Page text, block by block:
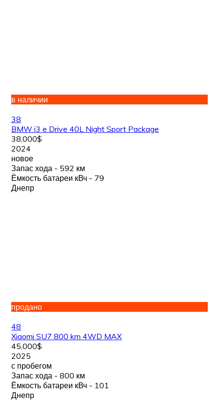
в наличии
38
BMW i3 e Drive 40L Night Sport Package
38,000$
2024
новое
Запас хода - 592 км
Ёмкость батареи кВч - 79
Днепр
продано
48
Xiaomi SU7 800 km 4WD MAX
45,000$
2025
с пробегом
Запас хода - 800 км
Ёмкость батареи кВч - 101
Днепр